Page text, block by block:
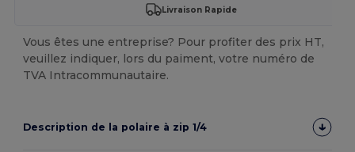
Livraison Rapide
Vous êtes une entreprise? Pour profiter des prix HT,
veuillez indiquer, lors du paiment, votre numéro de
TVA Intracommunautaire.
Description de la polaire à zip 1/4